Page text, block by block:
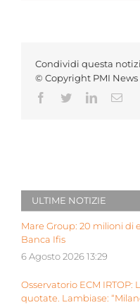
Condividi questa
© Copyright PMI News
Facebook
TwitterLinkedIn
ULTIME NOTIZIE
Mare Group: 20 milioni di
Banca Ifis
6 Agosto 2026 13:29
Osservatorio ECM
quotate. Lambiase: